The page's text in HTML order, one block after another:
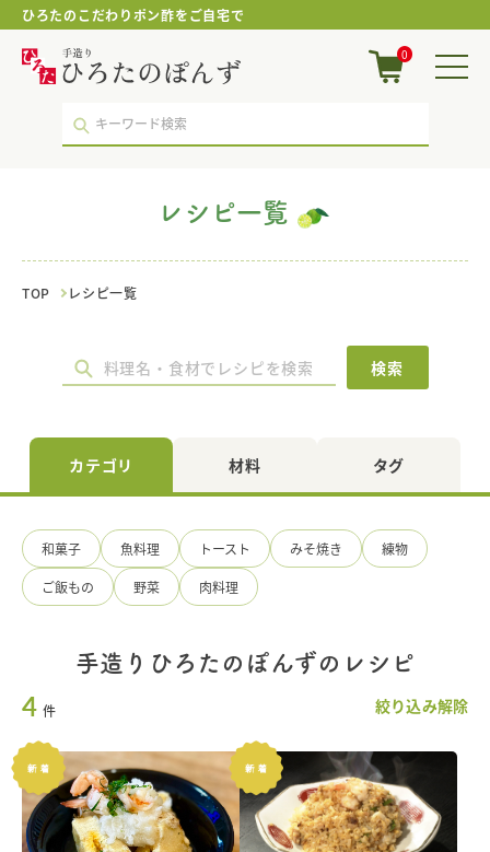
ひろたのこだわりポン酢をご自宅で
手
ろ
ん
｜
覧
｜
酢・
鍋
つ
国
産
調
味
手
造
ろ
た
食
品
0
レシピ一覧
TOP レシピ一覧
検索
カテゴリ 材料 タグ
和菓子 魚料理 トースト みそ焼き 練物
ご飯もの 野菜 肉料理
手造りひろたのぽんずのレシピ
4 件 絞り込み解除